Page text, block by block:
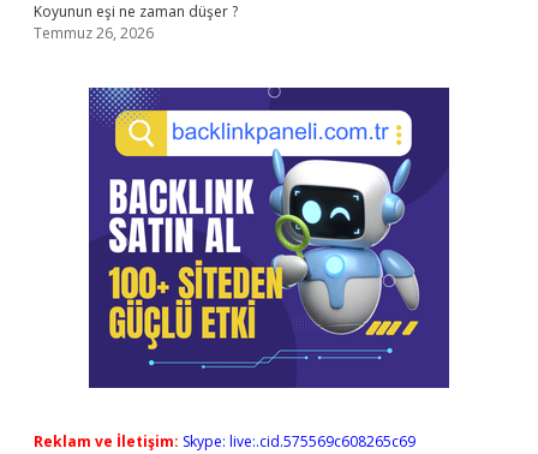
Koyunun eşi ne zaman düşer ?
Temmuz 26, 2026
Reklam ve İletişim: Skype: live:.cid.575569c608265c69